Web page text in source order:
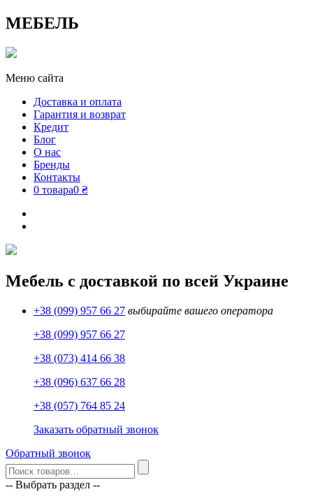
МЕБЕЛЬ
Меню сайта
Доставка и оплата
Гарантия и возврат
Кредит
Блог
О нас
Бренды
Контакты
0 товара0 ₴
Мебель с доставкой по всей Украине
+38 (099) 957 66 27 выбирайте вашего оператора
+38 (099) 957 66 27
+38 (073) 414 66 38
+38 (096) 637 66 28
+38 (057) 764 85 24
Заказать обратный звонок
Обратный звонок
-- Выбрать раздел --